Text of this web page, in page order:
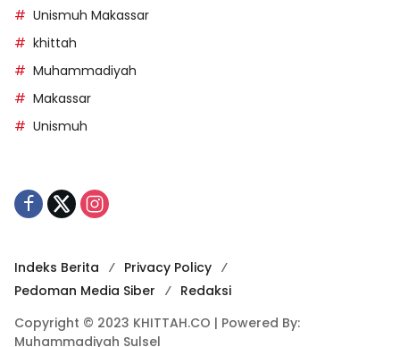
Unismuh Makassar
khittah
Muhammadiyah
Makassar
Unismuh
Indeks Berita
Privacy Policy
Pedoman Media Siber
Redaksi
Copyright © 2023 KHITTAH.CO | Powered By:
Muhammadiyah Sulsel